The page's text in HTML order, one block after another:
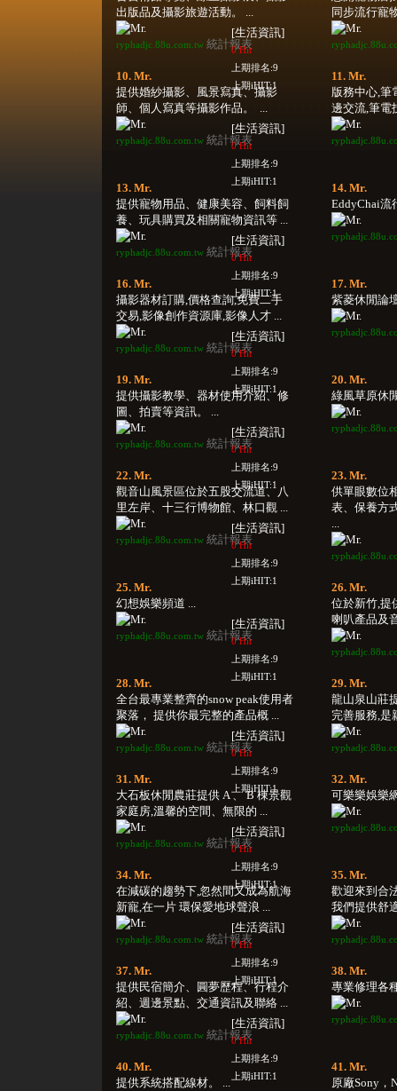
出版品及攝影旅遊活動。 ...
[生活資訊]
0 Hit
上期排名:9
上期iHIT:1
ryphadjc.88u.com.tw 統計報表
同步流行寵
10. Mr.
提供婚紗攝影、風景寫真、攝影
師、個人寫真等攝影作品。 ...
[生活資訊]
0 Hit
上期排名:9
上期iHIT:1
ryphadjc.88u.com.tw 統計報表
11. Mr.
版務中心,筆
邊交流,筆電
13. Mr.
提供寵物用品、健康美容、飼料飼
養、玩具購買及相關寵物資訊等 ...
[生活資訊]
0 Hit
上期排名:9
上期iHIT:1
ryphadjc.88u.com.tw 統計報表
14. Mr.
EddyChai流
16. Mr.
攝影器材訂購,價格查詢,免費二手
交易,影像創作資源庫,影像人才 ...
[生活資訊]
0 Hit
上期排名:9
上期iHIT:1
ryphadjc.88u.com.tw 統計報表
17. Mr.
紫菱休閒論
19. Mr.
提供攝影教學、器材使用介紹、修
圖、拍賣等資訊。 ...
[生活資訊]
0 Hit
上期排名:9
上期iHIT:1
ryphadjc.88u.com.tw 統計報表
20. Mr.
綠風草原休
22. Mr.
觀音山風景區位於五股交流道、八
里左岸、十三行博物館、林口觀 ...
[生活資訊]
0 Hit
上期排名:9
上期iHIT:1
ryphadjc.88u.com.tw 統計報表
23. Mr.
供單眼數位
表、保養方
...
25. Mr.
幻想娛樂頻道 ...
[生活資訊]
0 Hit
上期排名:9
上期iHIT:1
ryphadjc.88u.com.tw 統計報表
26. Mr.
位於新竹,提
喇叭產品及
28. Mr.
全台最專業整齊的snow peak使用者
聚落， 提供你最完整的產品概 ...
[生活資訊]
0 Hit
上期排名:9
上期iHIT:1
ryphadjc.88u.com.tw 統計報表
29. Mr.
龍山泉山莊
完善服務,是
31. Mr.
大石板休閒農莊提供 A 、 B 棟景觀
家庭房,溫馨的空間、無限的 ...
[生活資訊]
0 Hit
上期排名:9
上期iHIT:1
ryphadjc.88u.com.tw 統計報表
32. Mr.
可樂樂娛樂
34. Mr.
在減碳的趨勢下,忽然間又成為航海
新寵,在一片 環保愛地球聲浪 ...
[生活資訊]
0 Hit
上期排名:9
上期iHIT:1
ryphadjc.88u.com.tw 統計報表
35. Mr.
歡迎來到合
我們提供舒
37. Mr.
提供民宿簡介、圓夢歷程、行程介
紹、週邊景點、交通資訊及聯絡 ...
[生活資訊]
0 Hit
上期排名:9
上期iHIT:1
ryphadjc.88u.com.tw 統計報表
38. Mr.
專業修理各
40. Mr.
提供系統搭配線材。 ...
41. Mr.
原廠Sony，